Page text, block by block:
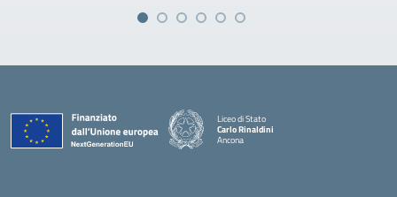
Liceo di Stato
Carlo Rinaldini
Ancona